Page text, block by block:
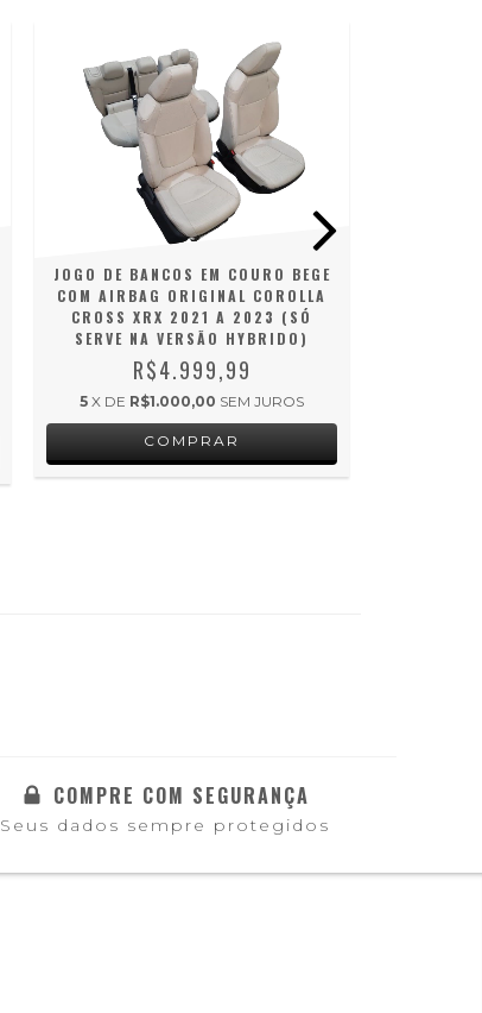
JOGO DE BANCOS EM COURO BEGE
COM AIRBAG ORIGINAL COROLLA
CROSS XRX 2021 A 2023 (SÓ
SERVE NA VERSÃO HYBRIDO)
R$4.999,99
5 X DE R$1.000,00 SEM JUROS
COMPRE COM SEGURANÇA
Seus dados sempre protegidos